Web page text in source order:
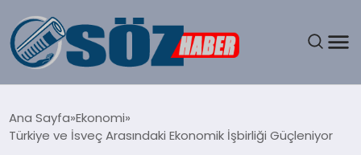
SPOR
Ana Sayfa Ekonomi
Türkiye ve İsveç Arasındaki Ekonomik İşbirliği Güçleniyor